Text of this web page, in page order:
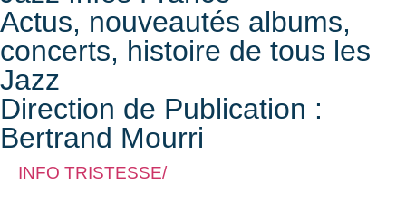
Actus, nouveautés albums,
concerts, histoire de tous les
Jazz
Direction de Publication :
Bertrand Mourri
INFO TRISTESSE/